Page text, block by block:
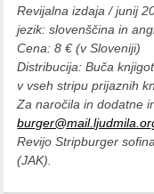
Revijalna izdaja / junij
jezik: slovenščina in
Cena: 8 € (v Sloveniji)
Distribucija: Buča
v vseh stripu prijaznih
Za naročila in dodatne
Revijo Stripburger
(JAK).